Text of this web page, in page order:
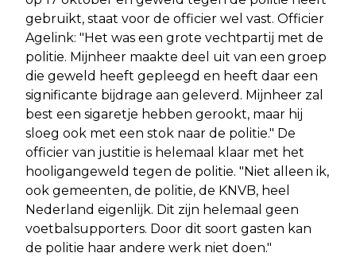
gebruikt, staat voor de officier wel vast. Officier
Agelink: "Het was een grote vechtpartij met de
politie. Mijnheer maakte deel uit van een groep
die geweld heeft gepleegd en heeft daar een
significante bijdrage aan geleverd. Mijnheer zal
best een sigaretje hebben gerookt, maar hij
sloeg ook met een stok naar de politie." De
officier van justitie is helemaal klaar met het
hooligangeweld tegen de politie. "Niet alleen ik,
ook gemeenten, de politie, de KNVB, heel
Nederland eigenlijk. Dit zijn helemaal geen
voetbalsupporters. Door dit soort gasten kan
de politie haar andere werk niet doen."